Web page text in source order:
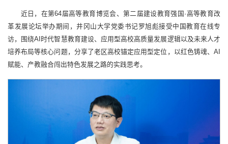
近日，在第64届高等教育博览会、第二届建设教育强国·高等教育改
革发展论坛举办期间，井冈山大学党委书记罗旭彪接受中国教育在线专
访，围绕AI时代智慧教育建设、应用型高校高质量发展逻辑以及未来人才
培养布局等核心问题，分享了老区高校锚定应用型定位，以红色铸魂、AI
赋能、产教融合闯出特色发展之路的实践思考。